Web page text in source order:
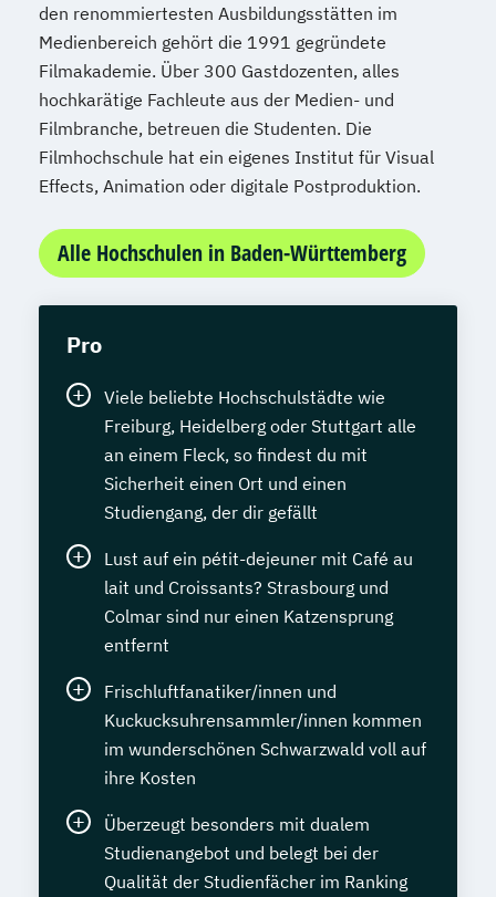
den renommiertesten Ausbildungsstätten im
Medienbereich gehört die 1991 gegründete
Filmakademie. Über 300 Gastdozenten, alles
hochkarätige Fachleute aus der Medien- und
Filmbranche, betreuen die Studenten. Die
Filmhochschule hat ein eigenes Institut für Visual
Effects, Animation oder digitale Postproduktion.
Alle Hochschulen in Baden-Württemberg
Pro
Viele beliebte Hochschulstädte wie
Freiburg, Heidelberg oder Stuttgart alle
an einem Fleck, so findest du mit
Sicherheit einen Ort und einen
Studiengang, der dir gefällt
Lust auf ein pétit-dejeuner mit Café au
lait und Croissants? Strasbourg und
Colmar sind nur einen Katzensprung
entfernt
Frischluftfanatiker/innen und
Kuckucksuhrensammler/innen kommen
im wunderschönen Schwarzwald voll auf
ihre Kosten
Überzeugt besonders mit dualem
Studienangebot und belegt bei der
Qualität der Studienfächer im Ranking